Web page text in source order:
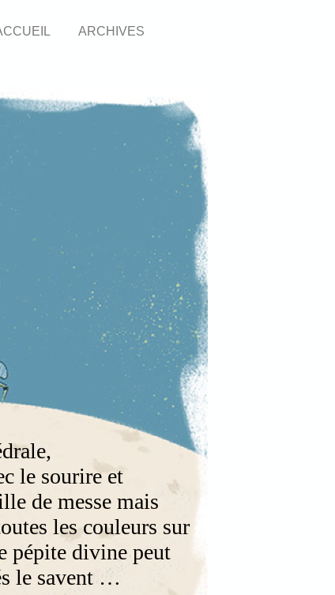
ARCHIVES
le sourire et
de messe mais
les couleurs sur
pépite divine peut
le savent …